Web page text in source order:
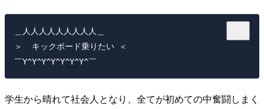
＿人人人人人人人人人＿
＞  キックボード乗りたい ＜
学生から晴れて社会人となり、全てが初めての中奮闘しまく